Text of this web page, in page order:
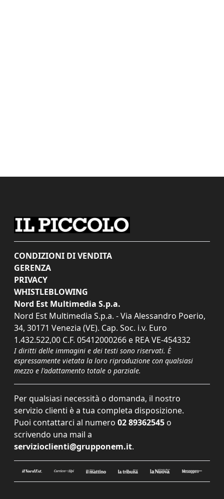
CONDIZIONI DI VENDITA
GERENZA
PRIVACY
WHISTLEBLOWING
Nord Est Multimedia S.p.a.
Nord Est Multimedia S.p.a. - Via Alessandro Poerio,
34, 30171 Venezia (VE). Cap. Soc. i.v. Euro
1.432.522,00 C.F. 05412000266 e REA VE-454332
I diritti delle immagini e dei testi sono riservati. È
espressamente vietata la loro riproduzione con qualsiasi
mezzo e l'adattamento totale o parziale.
Per qualsiasi necessità o domanda, il nostro
servizio clienti è a tua completa disposizione.
Puoi contattarci al numero 02 89362545 o
scrivendo una mail a
servizioclienti@grupponem.it.